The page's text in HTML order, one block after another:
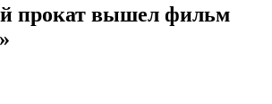
прокат вышел фильм